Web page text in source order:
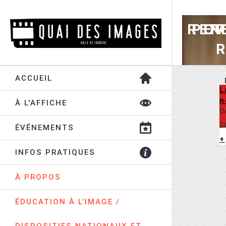
ACCUEIL
À L'AFFICHE
ÉVÉNEMENTS
INFOS PRATIQUES
À PROPOS
ÉDUCATION À L’IMAGE /
+